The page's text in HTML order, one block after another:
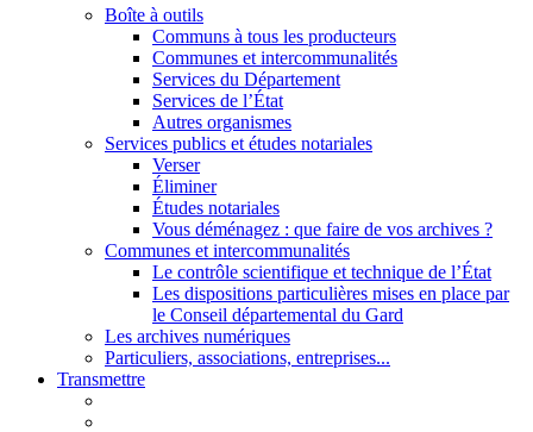
Boîte à outils
Communs à tous les producteurs
Communes et intercommunalités
Services du Département
Services de l’État
Autres organismes
Services publics et études notariales
Verser
Éliminer
Études notariales
Vous déménagez : que faire de vos archives ?
Communes et intercommunalités
Le contrôle scientifique et technique de l’État
Les dispositions particulières mises en place par
le Conseil départemental du Gard
Les archives numériques
Particuliers, associations, entreprises...
Transmettre